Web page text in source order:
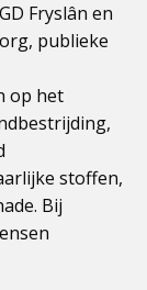
Fryslân en
publieke
op het
stoffen,
Bij